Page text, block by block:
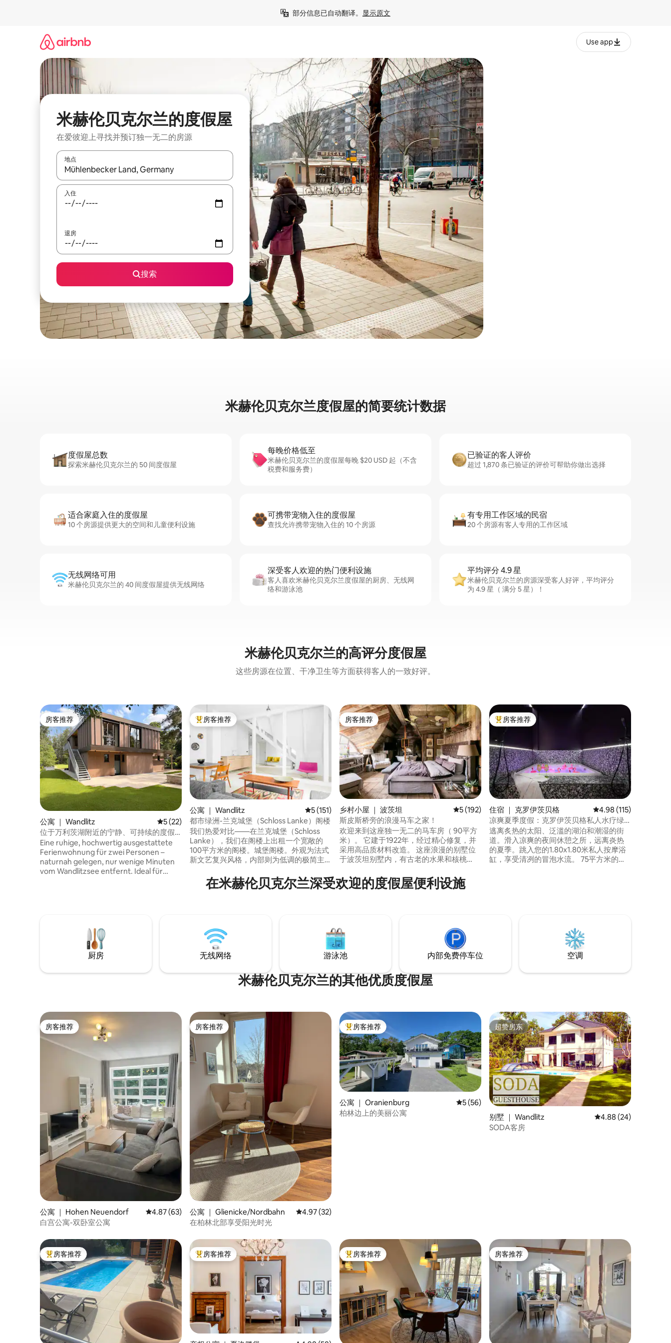
部分信息已自动翻译。 显示原文
Use app
米赫伦贝克尔兰的度假屋
在爱彼迎上寻找并预订独一无二的房源
地点
如有搜索结果，请使用上下方向键查看，或通过点击或滑动手势浏览。
入住
退房
搜索
米赫伦贝克尔兰度假屋的简要统计数据
度假屋总数
探索米赫伦贝克尔兰的 50 间度假屋
每晚价格低至
米赫伦贝克尔兰的度假屋每晚 $20 USD 起（不含
税费和服务费）
已验证的客人评价
超过 1,870 条已验证的评价可帮助你做出选择
适合家庭入住的度假屋
10 个房源提供更大的空间和儿童便利设施
可携带宠物入住的度假屋
查找允许携带宠物入住的 10 个房源
有专用工作区域的民宿
20 个房源有客人专用的工作区域
无线网络可用
米赫伦贝克尔兰的 40 间度假屋提供无线网络
深受客人欢迎的热门便利设施
客人喜欢米赫伦贝克尔兰度假屋的厨房、无线网
络和游泳池
平均评分 4.9 星
米赫伦贝克尔兰的房源深受客人好评，平均评分
为 4.9 星（ 满分 5 星）！
米赫伦贝克尔兰的高评分度假屋
这些房源在位置、干净卫生等方面获得客人的一致好评。
房客推荐
房客推荐
公寓 ｜ Wandlitz 平均评分 5 分（满分 5 分），共 22 条评价
5 (22)
位于万利茨湖附近的宁静、可持续的度假
公寓
Eine ruhige, hochwertig ausgestattete
Ferienwohnung für zwei Personen –
naturnah gelegen, nur wenige Minuten
vom Wandlitzsee entfernt. Ideal für
热门「房客推荐」
房客推荐
公寓 ｜ Wandlitz 平均评分 5 分（满分 5 分），共 151 条评价
5 (151)
都市绿洲-兰克城堡（Schloss Lanke）阁楼
我们热爱对比——在兰克城堡（Schloss
Lanke），我们在阁楼上出租一个宽敞的
100平方米的阁楼。城堡阁楼。外观为法式
新文艺复兴风格，内部则为低调的极简主
公园的茂密自然相遇。两者相结合，为您
提供休息、放松和放慢节奏的完美环境。
房客推荐
房客推荐
乡村小屋 ｜ 波茨坦 平均评分 5 分（满分 5 分），共 192 条评价
5 (192)
斯皮斯桥旁的浪漫马车之家！
欢迎来到这座独一无二的马车房（ 90平方
米）。 它建于1922年，经过精心修复，并
采用高品质材料改造。 这座浪漫的别墅位
于波茨坦别墅内，有古老的水果和核桃
如果您愿意，您可以在早餐前在湖中游
泳。 离世界著名的格利尼克大桥（
热门「房客推荐」
房客推荐
住宿 ｜ 克罗伊茨贝格 平均评分 4.98 分（满
4.98 (115)
凉爽夏季度假：克罗伊茨贝格私人水疗绿
洲
逃离炙热的太阳、泛滥的湖泊和潮湿的街
道。滑入凉爽的夜间休憩之所，远离炎热
的夏季。跳入您的1.80x1.80米私人按摩浴
缸，享受清冽的冒泡水流。 75平方米的绝
在米赫伦贝克尔兰深受欢迎的度假屋便利设施
厨房 无线网络 游泳池 内部免费停车位 空调
米赫伦贝克尔兰的其他优质度假屋
房客推荐
房客推荐
公寓 ｜ Hohen Neuendorf 平均评分 4.87 分（满分 5 分），共 63 条评价
4.87 (63)
白宫公寓-双卧室公寓
房客推荐
房客推荐
公寓 ｜ Glienicke/Nordbahn 平均评分 4.97 分（满分 5 分），共 32 条评价
4.97 (32)
在柏林北部享受阳光时光
热门「房客推荐」
房客推荐
公寓 ｜ Oranienburg 平均评分 5 分（满分 5 分），共 56 条评价
5 (56)
柏林边上的美丽公寓
超赞房东
超赞房东
别墅 ｜ Wandlitz 平均评分 4.88 分（满
4.88 (24)
SODA客房
热门「房客推荐」
房客推荐 热门「房客推荐」
房客推荐 热门「房客推荐」
房客推荐 房客推荐
房客推荐